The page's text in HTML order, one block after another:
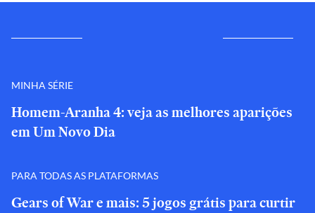
MINHA SÉRIE
Homem-Aranha 4: veja as melhores aparições
em Um Novo Dia
PARA TODAS AS PLATAFORMAS
Gears of War e mais: 5 jogos grátis para curtir